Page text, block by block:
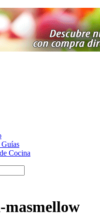
Cocina
masmellow